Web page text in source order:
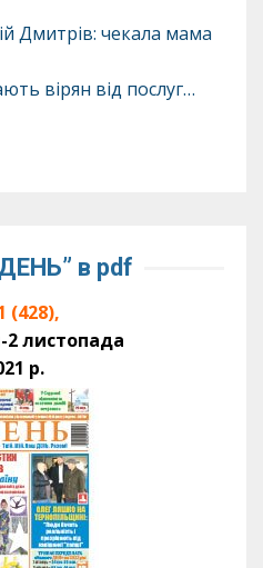
Дмитрів: чекала мама
вірян від послуг…
в pdf
(428),
2 листопада
р.